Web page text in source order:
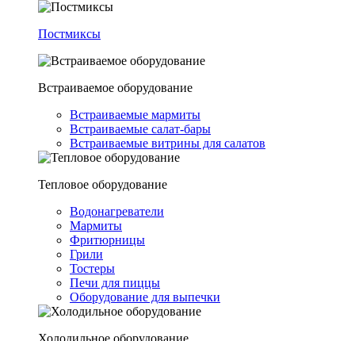
Постмиксы
Встраиваемое оборудование
Встраиваемые мармиты
Встраиваемые салат-бары
Встраиваемые витрины для салатов
Тепловое оборудование
Водонагреватели
Мармиты
Фритюрницы
Грили
Тостеры
Печи для пиццы
Оборудование для выпечки
Холодильное оборудование